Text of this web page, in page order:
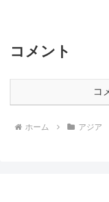
コメント
コ
ホーム アジア